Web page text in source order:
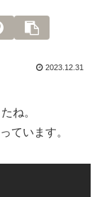
2023.12.31
ね。
ています。